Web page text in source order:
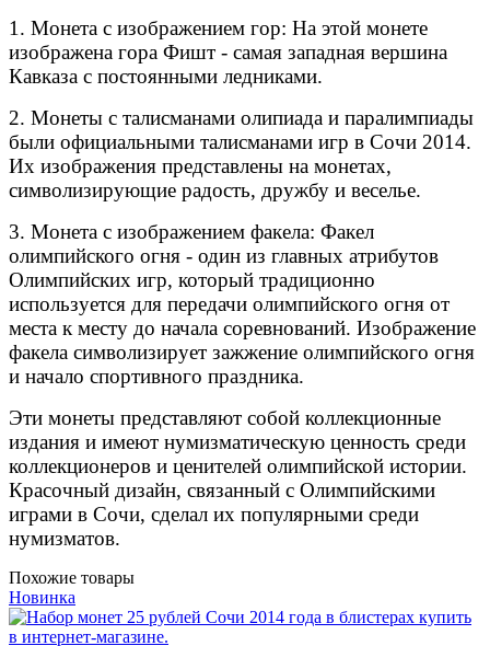
1. Монета с изображением гор: На этой монете
изображена гора Фишт - самая западная вершина
Кавказа с постоянными ледниками.
2. Монеты с талисманами олипиада и паралимпиады
были официальными талисманами игр в Сочи 2014.
Их изображения представлены на монетах,
символизирующие радость, дружбу и веселье.
3. Монета с изображением факела: Факел
олимпийского огня - один из главных атрибутов
Олимпийских игр, который традиционно
используется для передачи олимпийского огня от
места к месту до начала соревнований. Изображение
факела символизирует зажжение олимпийского огня
и начало спортивного праздника.
Эти монеты представляют собой коллекционные
издания и имеют нумизматическую ценность среди
коллекционеров и ценителей олимпийской истории.
Красочный дизайн, связанный с Олимпийскими
играми в Сочи, сделал их популярными среди
нумизматов.
Похожие товары
Новинка